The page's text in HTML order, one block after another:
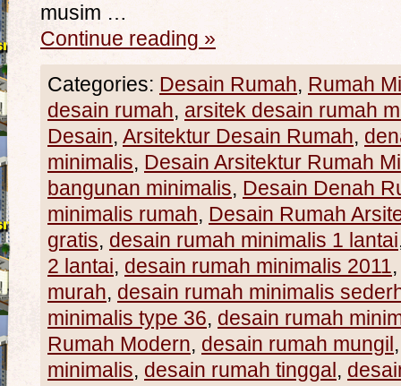
musim …
Continue reading »
Categories: Desain Rumah, Rumah
desain rumah, arsitek desain rumah
Desain, Arsitektur Desain Rumah,
minimalis, Desain Arsitektur Rumah
bangunan minimalis, Desain Denah
minimalis rumah, Desain Rumah
gratis, desain rumah minimalis 1 lantai
2 lantai, desain rumah minimalis 2011
murah, desain rumah minimalis
minimalis type 36, desain rumah
Rumah Modern, desain rumah mungil
minimalis, desain rumah tinggal,